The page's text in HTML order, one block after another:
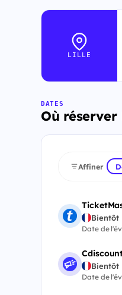
LILLE
DATES
Où réserver
Affiner
Bientôt
Date de
Bientôt
Date de